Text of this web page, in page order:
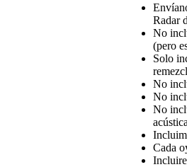
Radar
No
(pero
Solo
No
No
No
Cada